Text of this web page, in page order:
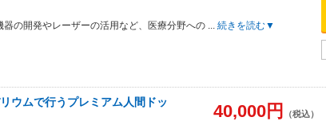
の開発やレーザーの活用など、医療分野への ... 続きを読む▼
ウムで行うプレミアム人間ドッ
40,000円 （税込）